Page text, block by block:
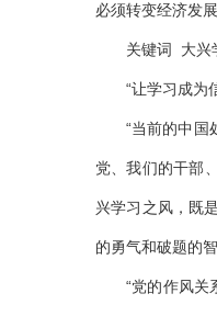
必须转变经济发
关键词 大兴
“让学习成为
“当前的中国处
党、我们的干部
兴学习之风，既
的勇气和破题的
“党的作风关系